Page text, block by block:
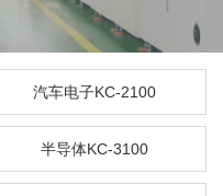
汽车电子KC-2100
半导体KC-3100